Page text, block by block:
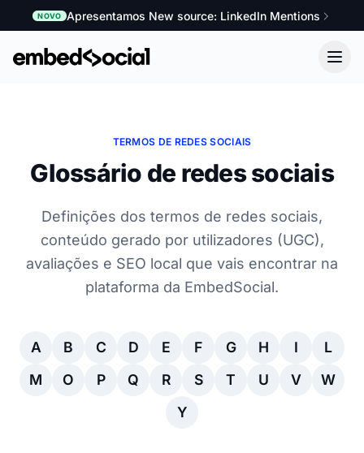
NOVO Apresentamos New source: LinkedIn Mentions
TERMOS DE REDES SOCIAIS
Glossário de redes sociais
Definições dos termos de redes sociais,
conteúdo gerado por utilizadores (UGC),
avaliações e SEO local que vais encontrar na
plataforma da EmbedSocial.
A B C D E F G H I
L
M
O P Q R S T U V
W
Y